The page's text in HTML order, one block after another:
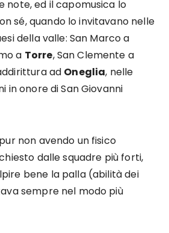
note, ed il capomusica lo
sé, quando lo invitavano nelle
della valle: San Marco a
a Torre, San Clemente a
ad Oneglia, nelle
in onore di San Giovanni
non avendo un fisico
dalle squadre più forti,
bene la palla (abilità dei
sempre nel modo più